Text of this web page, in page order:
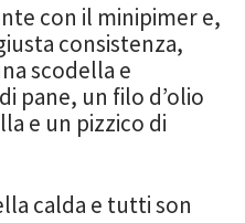
con il minipimer e,
consistenza,
scodella e
pane, un filo d’olio
e un pizzico di
calda e tutti son